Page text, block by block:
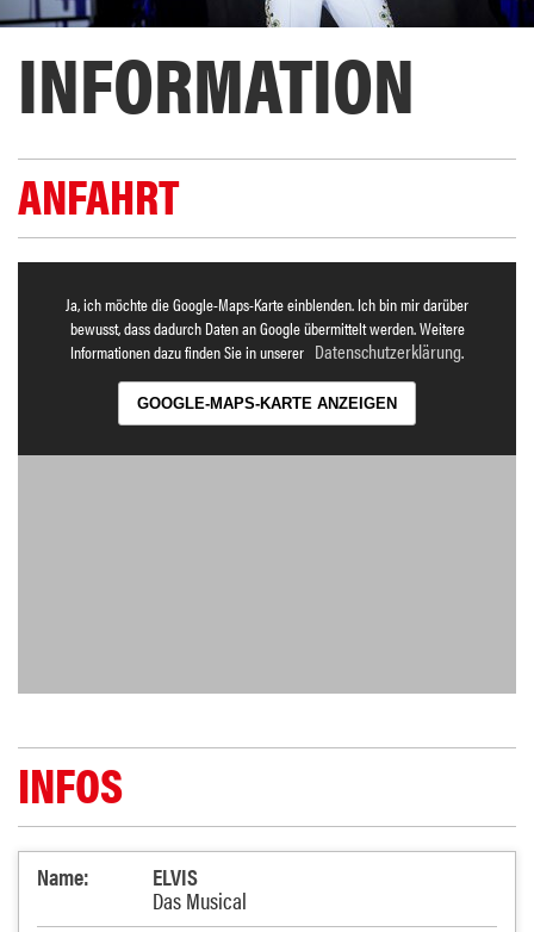
INFORMATION
ANFAHRT
Ja, ich möchte die Google-Maps-Karte einblenden. Ich bin mir darüber
bewusst, dass dadurch Daten an Google übermittelt werden. Weitere
Informationen dazu finden Sie in unserer Datenschutzerklärung.
GOOGLE-MAPS-KARTE ANZEIGEN
INFOS
Name: ELVIS
Das Musical